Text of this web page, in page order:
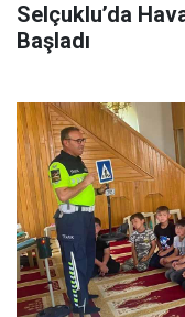
Selçuklu’da
Başladı